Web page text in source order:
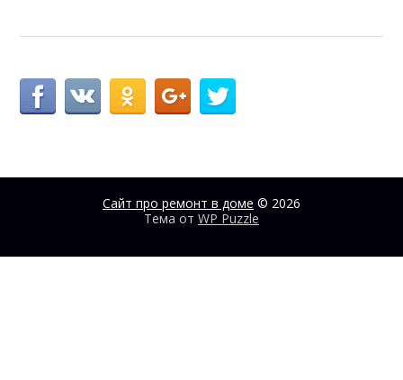
Сайт про ремонт в доме © 2026
Тема от WP Puzzle